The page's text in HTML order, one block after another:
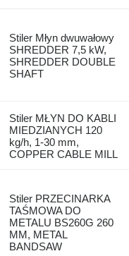
Stiler Młyn dwuwałowy
SHREDDER 7,5 kW,
SHREDDER DOUBLE
SHAFT
Stiler MŁYN DO KABLI
MIEDZIANYCH 120
kg/h, 1-30 mm,
COPPER CABLE MILL
Stiler PRZECINARKA
TAŚMOWA DO
METALU BS260G 260
MM, METAL
BANDSAW